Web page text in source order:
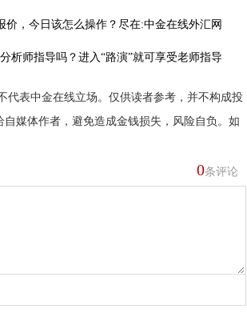
价，今日该怎么操作？尽在:中金在线外汇网
析师指导吗？进入“路演”就可享受老师指导
代表中金在线立场。仅供读者参考，并不构成投
媒体作者，避免造成金钱损失，风险自负。如
0条评论